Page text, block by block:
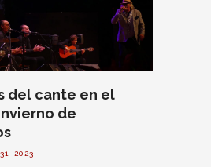
del cante en el
de
2023